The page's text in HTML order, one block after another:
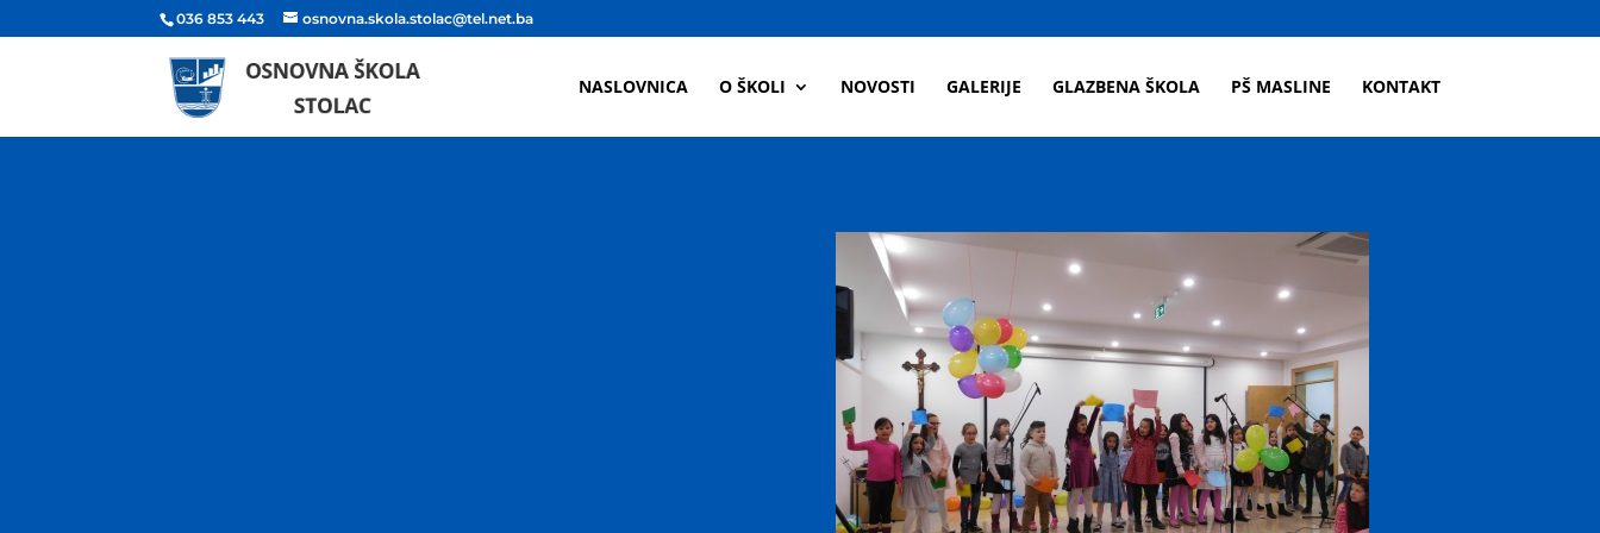
036 853 443 osnovna.skola.stolac@tel.net.ba
NASLOVNICA O ŠKOLI NOVOSTI GALERIJE GLAZBENA ŠKOLA PŠ MASLINE KONTAKT